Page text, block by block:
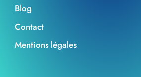
Blog
Contact
Mentions légales